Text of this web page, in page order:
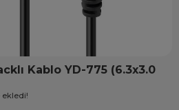
Kablo YD-775 (6.3x3.0
ekledi!